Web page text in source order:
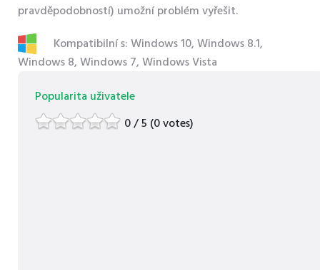
pravděpodobností) umožní problém vyřešit.
Kompatibilní s: Windows 10, Windows 8.1,
Windows 8, Windows 7, Windows Vista
Popularita uživatele
0 / 5 (0 votes)